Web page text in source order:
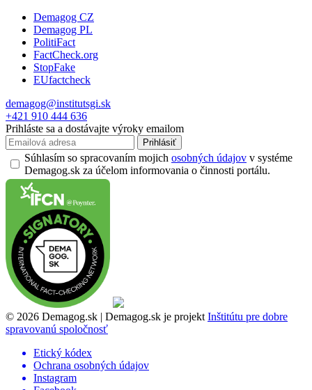
Demagog CZ
Demagog PL
PolitiFact
FactCheck.org
StopFake
EUfactcheck
demagog@institutsgi.sk
+421 910 444 636
Prihláste sa a dostávajte výroky emailom
Prihlásiť
Súhlasím so spracovaním mojich osobných údajov v systéme
Demagog.sk za účelom informovania o činnosti portálu.
© 2026 Demagog.sk | Demagog.sk je projekt Inštitútu pre dobre
spravovanú spoločnosť
Etický kódex
Ochrana osobných údajov
Instagram